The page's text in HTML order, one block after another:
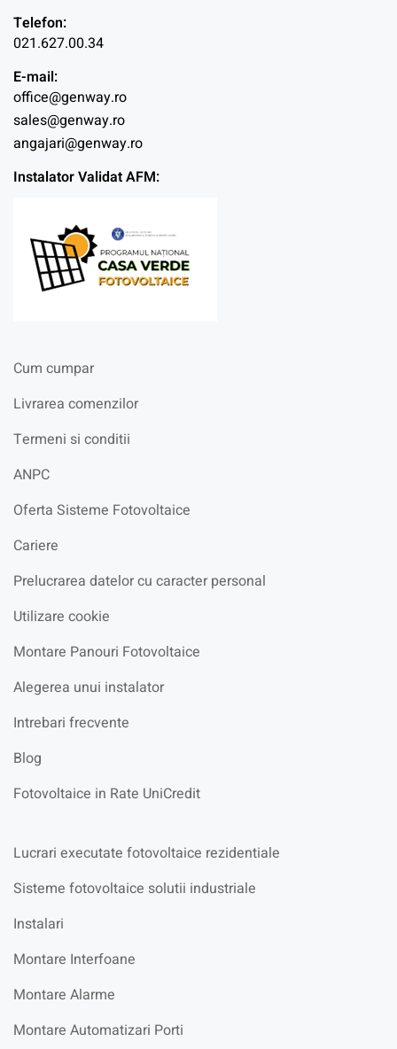
Telefon:
021.627.00.34
E-mail:
office@genway.ro
sales@genway.ro
angajari@genway.ro
Instalator Validat AFM:
Cum cumpar
Livrarea comenzilor
Termeni si conditii
ANPC
Oferta Sisteme Fotovoltaice
Cariere
Prelucrarea datelor cu caracter personal
Utilizare cookie
Montare Panouri Fotovoltaice
Alegerea unui instalator
Intrebari frecvente
Blog
Fotovoltaice in Rate UniCredit
Lucrari executate fotovoltaice rezidentiale
Sisteme fotovoltaice solutii industriale
Instalari
Montare Interfoane
Montare Alarme
Montare Automatizari Porti